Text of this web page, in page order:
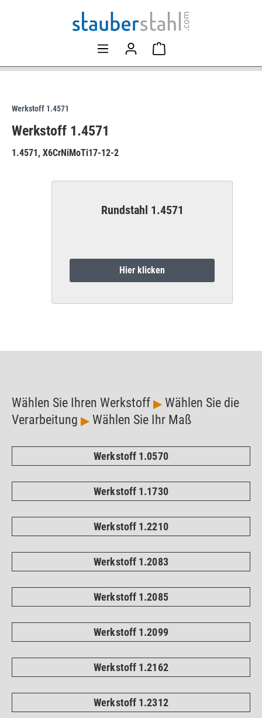
Wählen Sie Ihren Werkstoff ▶ Wählen Sie die
Verarbeitung ▶ Wählen Sie Ihr Maß
Werkstoff 1.0570
Werkstoff 1.1730
Werkstoff 1.2210
Werkstoff 1.2083
Werkstoff 1.2085
Werkstoff 1.2099
Werkstoff 1.2162
Werkstoff 1.2312
Werkstoff 1.4571
Werkstoff 1.4571
1.4571, X6CrNiMoTi17-12-2
Rundstahl 1.4571
Hier klicken